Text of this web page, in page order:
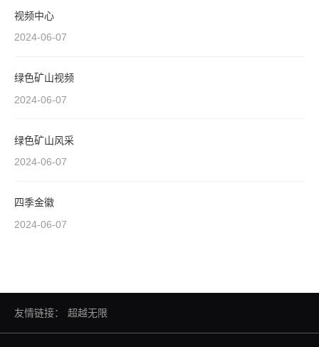
视频中心
2024-06-07
绿色矿山视频
2024-06-07
绿色矿山风采
2024-06-07
四季金徽
2024-06-07
友情链接： 超越无限